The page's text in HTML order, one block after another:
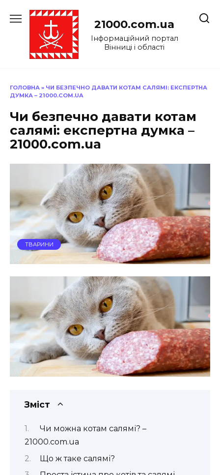
до
21000.com.ua
Інформаційний портал
Вінниці і області
ГОЛОВНА » ЧИ БЕЗПЕЧНО ДАВАТИ КОТАМ САЛЯМІ: ЕКСПЕРТНА
ДУМКА – 21000.COM.UA
Чи безпечно давати котам
салямі: експертна думка –
21000.com.ua
ТВАРИНИ
Зміст
Чи можна котам салямі? –
21000.com.ua
Що ж таке салямі?